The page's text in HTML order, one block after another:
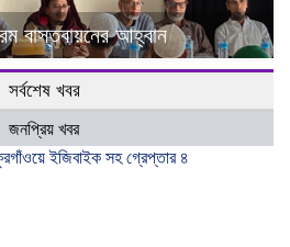
বাস্তবায়নের আহ্বান
সর্বশেষ খবর
জনপ্রিয় খবর
ইজিবাইক সহ গ্রেপ্তার ৪